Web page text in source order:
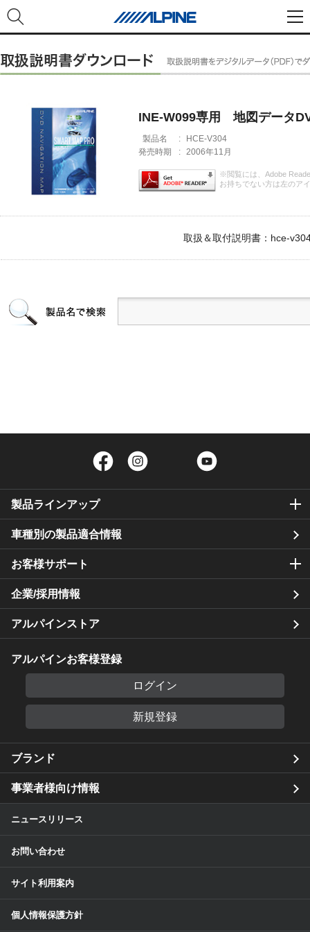
INE-W099専用 地図データ
製品名 :
HCE-V304
発売時期
: 2006年11月
※閲覧には、Adobe
お持ちでない方は左のア
取扱＆取付説明書：hce-
Facebook Twitter
製品ラインアップ
車種別の製品適合情報
お客様サポート
企業/採用情報
アルパインストア
アルパインお客様登録
ログイン
新規登録
ブランド
事業者様向け情報
ニュースリリース
お問い合わせ
サイト利用案内
個人情報保護方針